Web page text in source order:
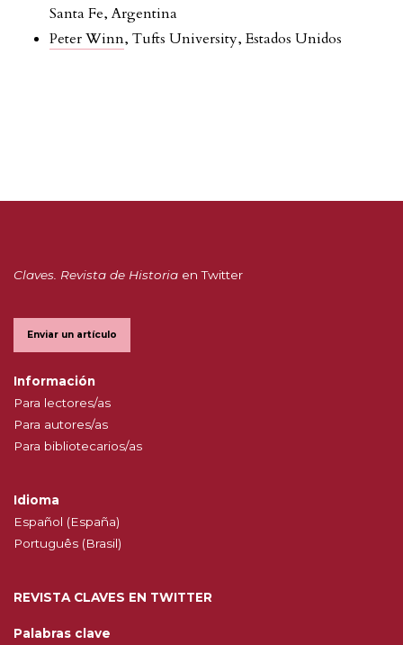
Santa Fe, Argentina
Peter Winn, Tufts University, Estados Unidos
Claves. Revista de Historia en Twitter
Enviar un artículo
Información
Para lectores/as
Para autores/as
Para bibliotecarios/as
Idioma
Español (España)
Português (Brasil)
REVISTA CLAVES EN TWITTER
Palabras clave